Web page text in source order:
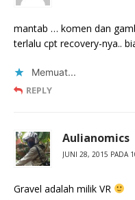
mantab … komen dan
terlalu cpt recovery-nya..
Memuat...
REPLY
Aulianomics
JUNI 28, 2015 PADA
Gravel adalah milik VR